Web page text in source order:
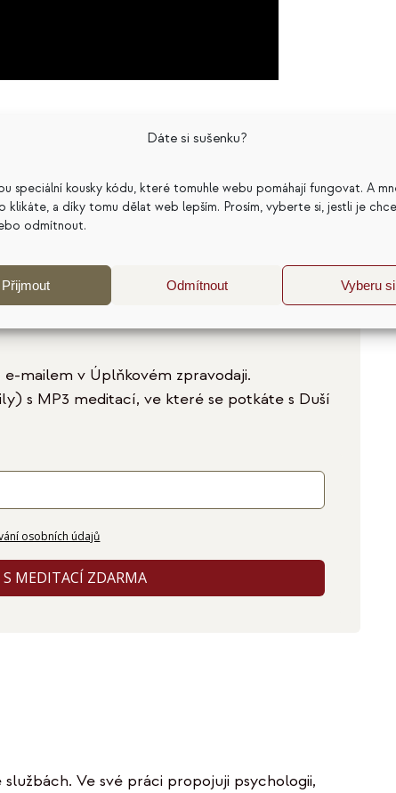
Dáte si sušenku?
speciální kousky kódu, které tomuhle webu pomáhají fungovat. A
klikáte, a díky tomu dělat web lepším. Prosím, vyberte si, jestli je
odmítnout.
Přijmout Odmítnout Vyberu si
Štítky:web
mailem v Úplňkovém zpravodaji.
s MP3 meditací, ve které se potkáte s Duší
osobních údajů
S MEDITACÍ ZDARMA
Ve své práci propojuji psychologii,